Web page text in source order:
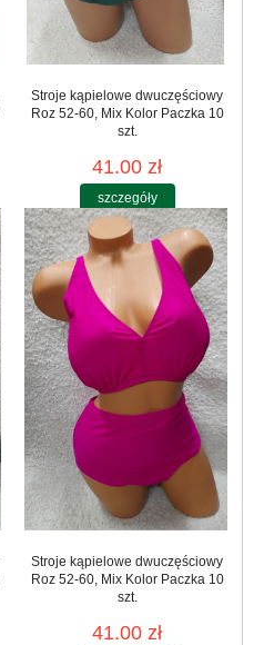
Stroje kąpielowe dwuczęściowy
Roz 52-60, Mix Kolor Paczka 10
szt.
41.00 zł
szczegóły
Stroje kąpielowe dwuczęściowy
Roz 52-60, Mix Kolor Paczka 10
szt.
41.00 zł